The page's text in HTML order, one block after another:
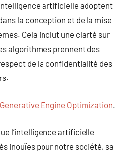
artificielle adoptent
la conception et de la mise
Cela inclut une clarté sur
algorithmes prennent des
de la confidentialité des
Generative Engine Optimization.
l’intelligence artificielle
inouïes pour notre société, sa